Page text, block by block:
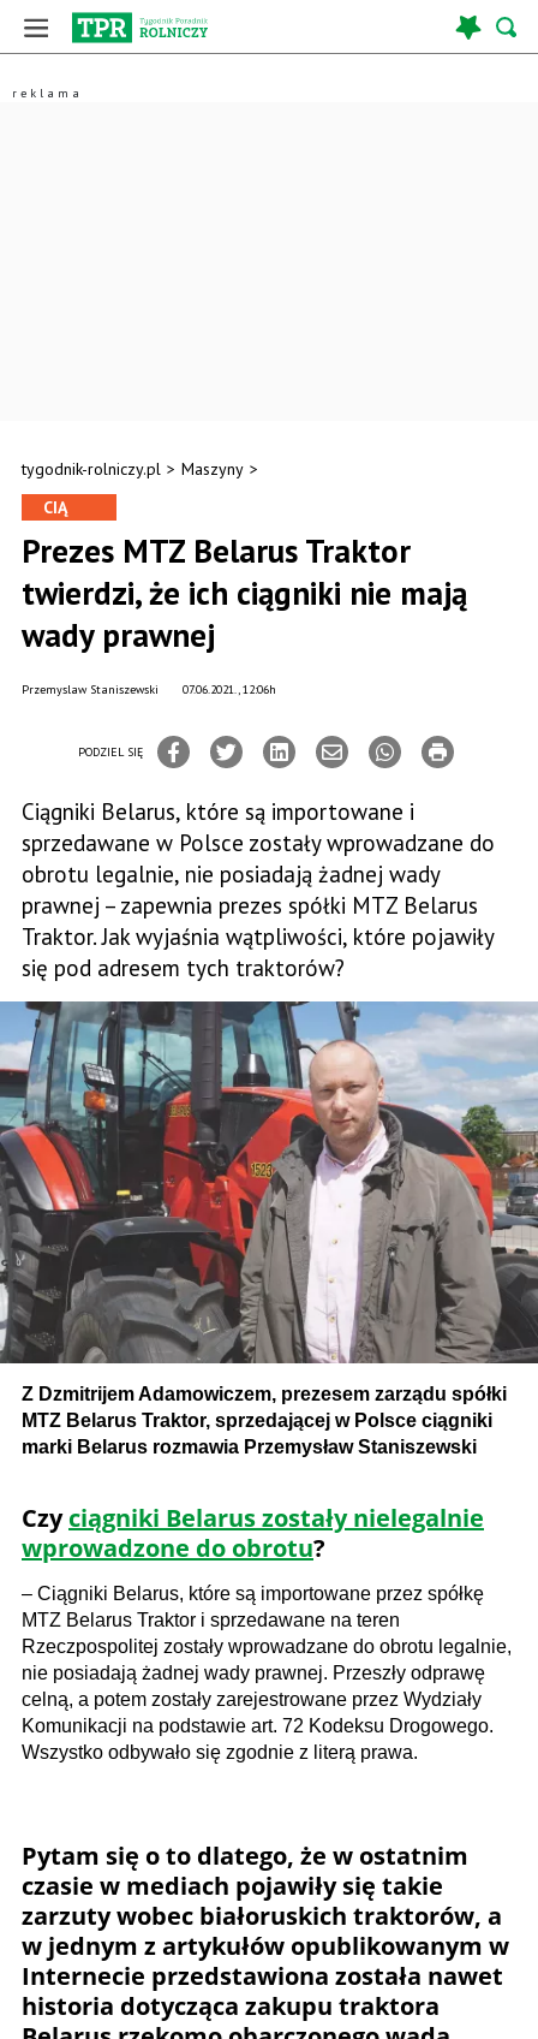
tygodnik-rolniczy.pl > Maszyny >
CIĄ
Prezes MTZ Belarus Traktor
twierdzi, że ich ciągniki nie mają
wady prawnej
07.06.2021., 12:06h
Przemyslaw Staniszewski
PODZIEL SIĘ
Ciągniki Belarus, które są importowane i
sprzedawane w Polsce zostały wprowadzane do
obrotu legalnie, nie posiadają żadnej wady
prawnej – zapewnia prezes spółki MTZ Belarus
Traktor. Jak wyjaśnia wątpliwości, które pojawiły
się pod adresem tych traktorów?
Z Dzmitrijem Adamowiczem, prezesem zarządu spółki
MTZ Belarus Traktor, sprzedającej w Polsce ciągniki
marki Belarus rozmawia Przemysław Staniszewski
Czyciągniki Belarus zostały nielegalnie
wprowadzone do obrotu?
– Ciągniki Belarus, które są importowane przez spółkę
MTZ Belarus Traktor i sprzedawane na teren
Rzeczpospolitej zostały wprowadzane do obrotu legalnie,
nie posiadają żadnej wady prawnej. Przeszły odprawę
celną, a potem zostały zarejestrowane przez Wydziały
Komunikacji na podstawie art. 72 Kodeksu Drogowego.
Wszystko odbywało się zgodnie z literą prawa.
Pytam się o to dlatego, że w ostatnim
czasie w mediach pojawiły się takie
zarzuty wobec białoruskich traktorów, a
w jednym z artykułów opublikowanym w
Internecie przedstawiona została nawet
historia dotycząca zakupu traktora